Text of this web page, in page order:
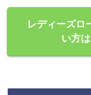
レディーズロ
い方